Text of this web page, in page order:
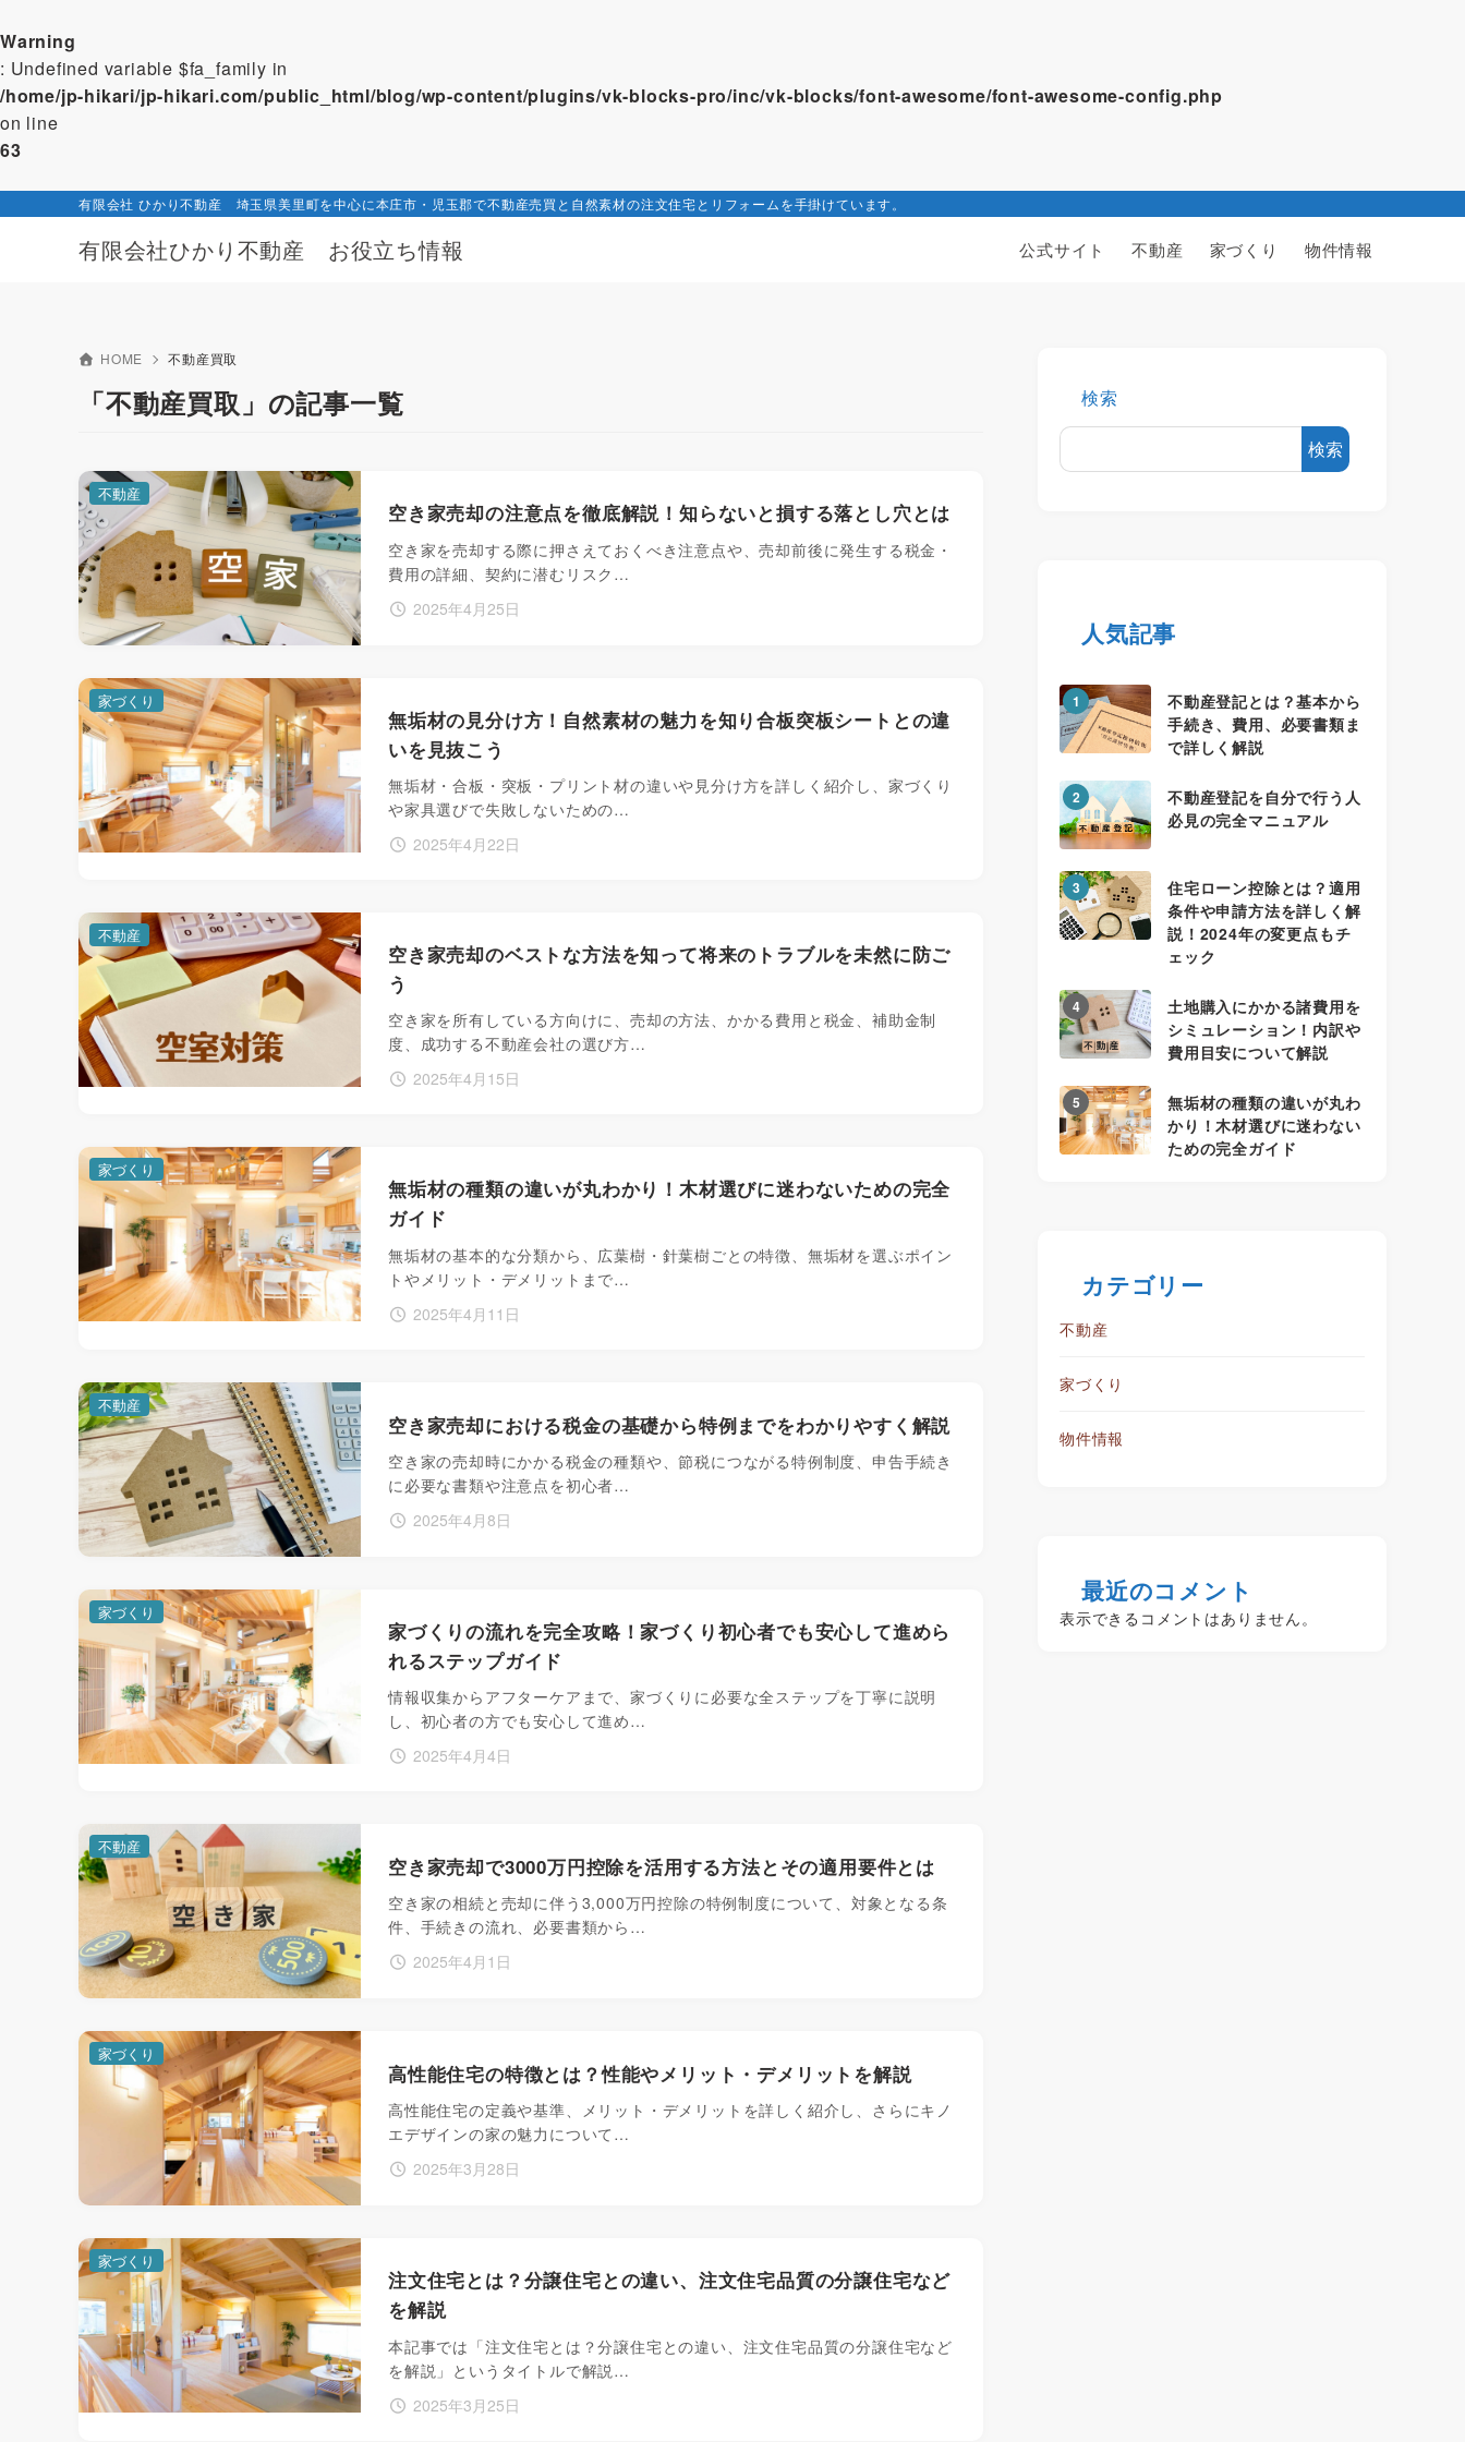
Warning
: Undefined variable $fa_family in
/home/jp-hikari/jp-hikari.com/public_html/blog/wp-content/plugins/vk-blocks-pro/inc/vk-blocks/font-awesome/font-awesome-config.php
on line
63
有限会社ひかり不動産 お役立ち情報
有限会社 ひかり不動産 埼玉県美里町を中心に本庄市・児玉郡で不動産売買と自然素材の注文住宅とリフォームを手掛けています。
公式サイト 不動産 家づくり 物件情報
HOME 不動産買取
「不動産買取」の記事一覧
空き家売却の注意点を徹底解説！知らないと損する落とし穴とは
空き家を売却する際に押さえておくべき注意点や、売却前後に発生する税金・
費用の詳細、契約に潜むリスク…
2025年4月25日
不動産
無垢材の見分け方！自然素材の魅力を知り合板突板シートとの違
いを見抜こう
無垢材・合板・突板・プリント材の違いや見分け方を詳しく紹介し、家づくり
や家具選びで失敗しないための…
2025年4月22日
家づくり
空き家売却のベストな方法を知って将来のトラブルを未然に防ご
う
空き家を所有している方向けに、売却の方法、かかる費用と税金、補助金制
度、成功する不動産会社の選び方…
2025年4月15日
不動産
無垢材の種類の違いが丸わかり！木材選びに迷わないための完全
ガイド
無垢材の基本的な分類から、広葉樹・針葉樹ごとの特徴、無垢材を選ぶポイン
トやメリット・デメリットまで…
2025年4月11日
家づくり
空き家売却における税金の基礎から特例までをわかりやすく解説
空き家の売却時にかかる税金の種類や、節税につながる特例制度、申告手続き
に必要な書類や注意点を初心者…
2025年4月8日
不動産
家づくりの流れを完全攻略！家づくり初心者でも安心して進めら
れるステップガイド
情報収集からアフターケアまで、家づくりに必要な全ステップを丁寧に説明
し、初心者の方でも安心して進め…
2025年4月4日
家づくり
空き家売却で3000万円控除を活用する方法とその適用要件とは
空き家の相続と売却に伴う3,000万円控除の特例制度について、対象となる条
件、手続きの流れ、必要書類から…
2025年4月1日
不動産
高性能住宅の特徴とは？性能やメリット・デメリットを解説
高性能住宅の定義や基準、メリット・デメリットを詳しく紹介し、さらにキノ
エデザインの家の魅力について…
2025年3月28日
家づくり
注文住宅とは？分譲住宅との違い、注文住宅品質の分譲住宅など
を解説
本記事では「注文住宅とは？分譲住宅との違い、注文住宅品質の分譲住宅など
を解説」というタイトルで解説…
2025年3月25日
家づくり
検索
検索
人気記事
1
不動産登記とは？基本から
手続き、費用、必要書類ま
で詳しく解説
2
不動産登記を自分で行う人
必見の完全マニュアル
3
住宅ローン控除とは？適用
条件や申請方法を詳しく解
説！2024年の変更点もチ
ェック
4
土地購入にかかる諸費用を
シミュレーション！内訳や
費用目安について解説
5
無垢材の種類の違いが丸わ
かり！木材選びに迷わない
ための完全ガイド
カテゴリー
不動産
家づくり
物件情報
最近のコメント
表示できるコメントはありません。